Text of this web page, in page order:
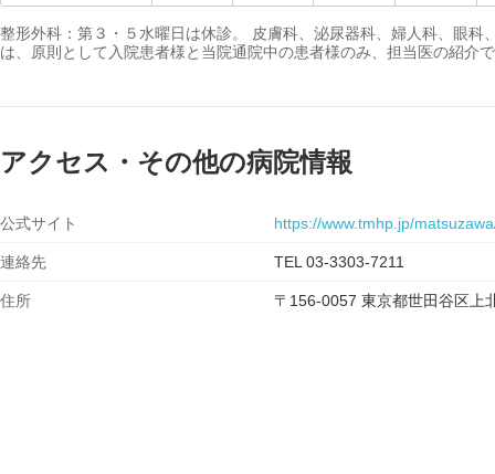
整形外科：第３・５水曜日は休診。 皮膚科、泌尿器科、婦人科、眼科
は、原則として入院患者様と当院通院中の患者様のみ、担当医の紹介
アクセス・その他の病院情報
公式サイト https://www.tmhp.jp/
連絡先 TEL 03-3303-7211
住所 〒156-0057 東京都世田谷区上